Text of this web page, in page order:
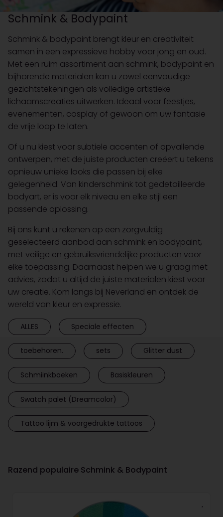
Schmink & Bodypaint
Schmink & bodypaint brengt kleur en creativiteit
samen in een expressieve hobby voor jong en oud.
Met een ruim assortiment aan schmink, bodypaint en
bijhorende materialen kan u zowel eenvoudige
gezichtstekeningen als volledige artistieke
lichaamscreaties uitwerken. Ideaal voor feestjes,
evenementen, cosplay of gewoon om uw fantasie
de vrije loop te laten.
Of u nu kiest voor subtiele accenten of opvallende
ontwerpen, met de juiste producten creëert u telkens
opnieuw unieke looks die passen bij elke
gelegenheid. Van kinderschmink tot gedetailleerde
bodyart, er is voor elk niveau en elke stijl een
passende oplossing.
Bij ons kunt u rekenen op een zorgvuldig
geselecteerd aanbod aan schmink en bodypaint,
met veilige en gebruiksvriendelijke producten voor
elke toepassing. Daarnaast helpen we u graag met
advies, zodat u altijd de juiste materialen kiest voor
uw creatie. Kom langs bij Neverland en ontdek de
wereld van kleur en expressie.
ALLES Speciale effecten
toebehoren. sets Glitter dust
Schmiinkboeken Basiskleuren
Swatch palet (Dreamcolor)
Tattoo lijm & voorgedrukte tattoos
Razend populaire Schmink & Bodypaint